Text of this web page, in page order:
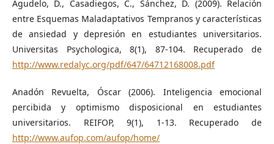
Agudelo, D., Casadiegos, C., Sánchez, D. (2009). Relación
entre Esquemas Maladaptativos Tempranos y características
de ansiedad y depresión en estudiantes universitarios.
Universitas Psychologica, 8(1), 87-104. Recuperado de
http://www.redalyc.org/pdf/647/64712168008.pdf
Anadón Revuelta, Óscar (2006). Inteligencia emocional
percibida y optimismo disposicional en estudiantes
universitarios. REIFOP, 9(1), 1-13. Recuperado de
http://www.aufop.com/aufop/home/